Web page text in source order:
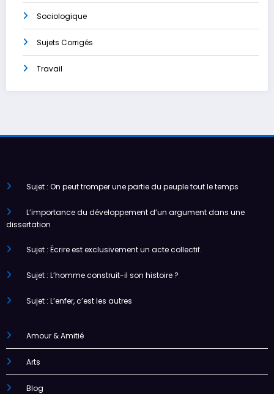
Sociologique
Sujets Corrigés
Travail
Sujet : On peut tromper une partie du peuple tout le temps
L’importance du développement d’un argument dans une
dissertation
Sujet : Écrire est exclusivement un acte collectif.
Sujet : L’homme construit-il son histoire ?
Sujet : L’enfer, c’est les autres
Amour & Amitié
Arts
Blog